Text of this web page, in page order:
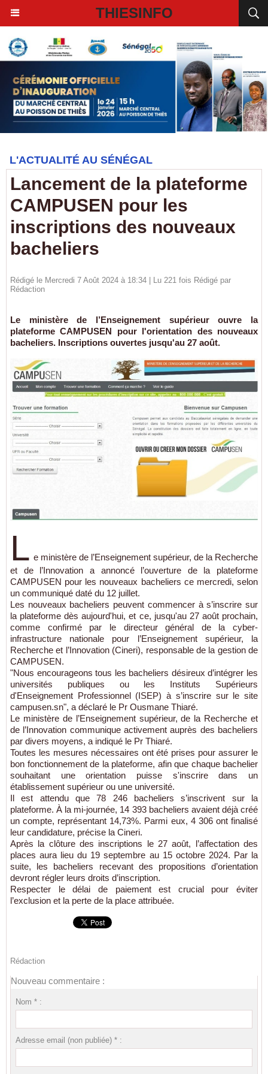
THIESINFO
L'ACTUALITÉ AU SÉNÉGAL
Lancement de la plateforme
CAMPUSEN pour les
inscriptions des nouveaux
bacheliers
Rédigé le Mercredi 7 Août 2024 à 18:34 | Lu 221 fois Rédigé par
Rédaction
Le ministère de l’Enseignement supérieur ouvre la
plateforme CAMPUSEN pour l'orientation des nouveaux
bacheliers. Inscriptions ouvertes jusqu'au 27 août.
L e ministère de l’Enseignement supérieur, de la Recherche
et de l’Innovation a annoncé l’ouverture de la plateforme
CAMPUSEN pour les nouveaux bacheliers ce mercredi, selon
un communiqué daté du 12 juillet.
Les nouveaux bacheliers peuvent commencer à s’inscrire sur
la plateforme dès aujourd'hui, et ce, jusqu'au 27 août prochain,
comme confirmé par le directeur général de la cyber-
infrastructure nationale pour l’Enseignement supérieur, la
Recherche et l’Innovation (Cineri), responsable de la gestion de
CAMPUSEN.
"Nous encourageons tous les bacheliers désireux d’intégrer les
universités publiques ou les Instituts Supérieurs
d'Enseignement Professionnel (ISEP) à s’inscrire sur le site
campusen.sn", a déclaré le Pr Ousmane Thiaré.
Le ministère de l’Enseignement supérieur, de la Recherche et
de l’Innovation communique activement auprès des bacheliers
par divers moyens, a indiqué le Pr Thiaré.
Toutes les mesures nécessaires ont été prises pour assurer le
bon fonctionnement de la plateforme, afin que chaque bachelier
souhaitant une orientation puisse s'inscrire dans un
établissement supérieur ou une université.
Il est attendu que 78 246 bacheliers s’inscrivent sur la
plateforme. À la mi-journée, 14 393 bacheliers avaient déjà créé
un compte, représentant 14,73%. Parmi eux, 4 306 ont finalisé
leur candidature, précise la Cineri.
Après la clôture des inscriptions le 27 août, l’affectation des
places aura lieu du 19 septembre au 15 octobre 2024. Par la
suite, les bacheliers recevant des propositions d’orientation
devront régler leurs droits d’inscription.
Respecter le délai de paiement est crucial pour éviter
l’exclusion et la perte de la place attribuée.
Rédaction
Nouveau commentaire :
Nom * :
Adresse email (non publiée) * :